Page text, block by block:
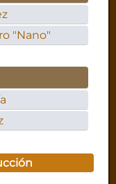
"Nano"